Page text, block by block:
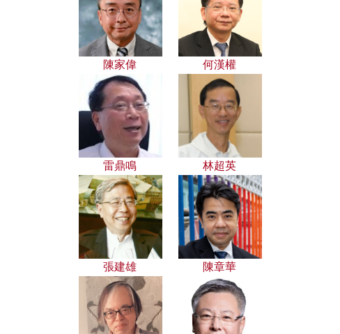
陳家偉 何漢權
雷鼎鳴 林超英
張建雄 陳章華